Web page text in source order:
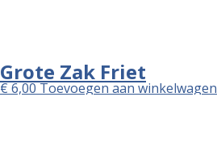
Grote Zak Friet
€6,00Toevoegen aan winkelwagen